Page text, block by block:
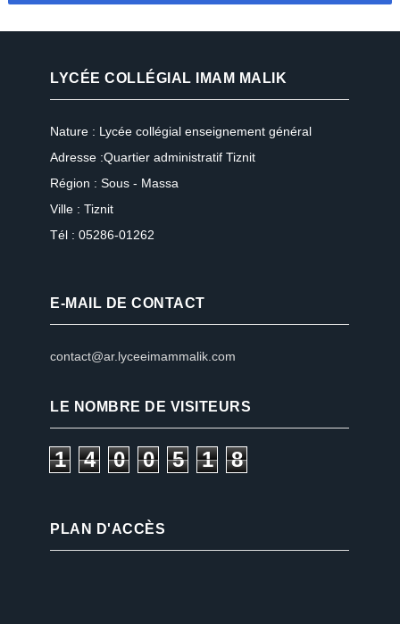
LYCÉE COLLÉGIAL IMAM MALIK
Nature : Lycée collégial enseignement général
Adresse :Quartier administratif Tiznit
Région : Sous - Massa
Ville : Tiznit
Tél : 05286-01262
E-MAIL DE CONTACT
contact@ar.lyceeimammalik.com
LE NOMBRE DE VISITEURS
1 4 0 0 5 1 8
PLAN D'ACCÈS